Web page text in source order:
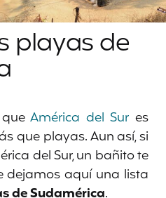
playas de
América del Sur es
que playas. Aun así, si
del Sur, un bañito te
dejamos aquí una lista
de Sudamérica.